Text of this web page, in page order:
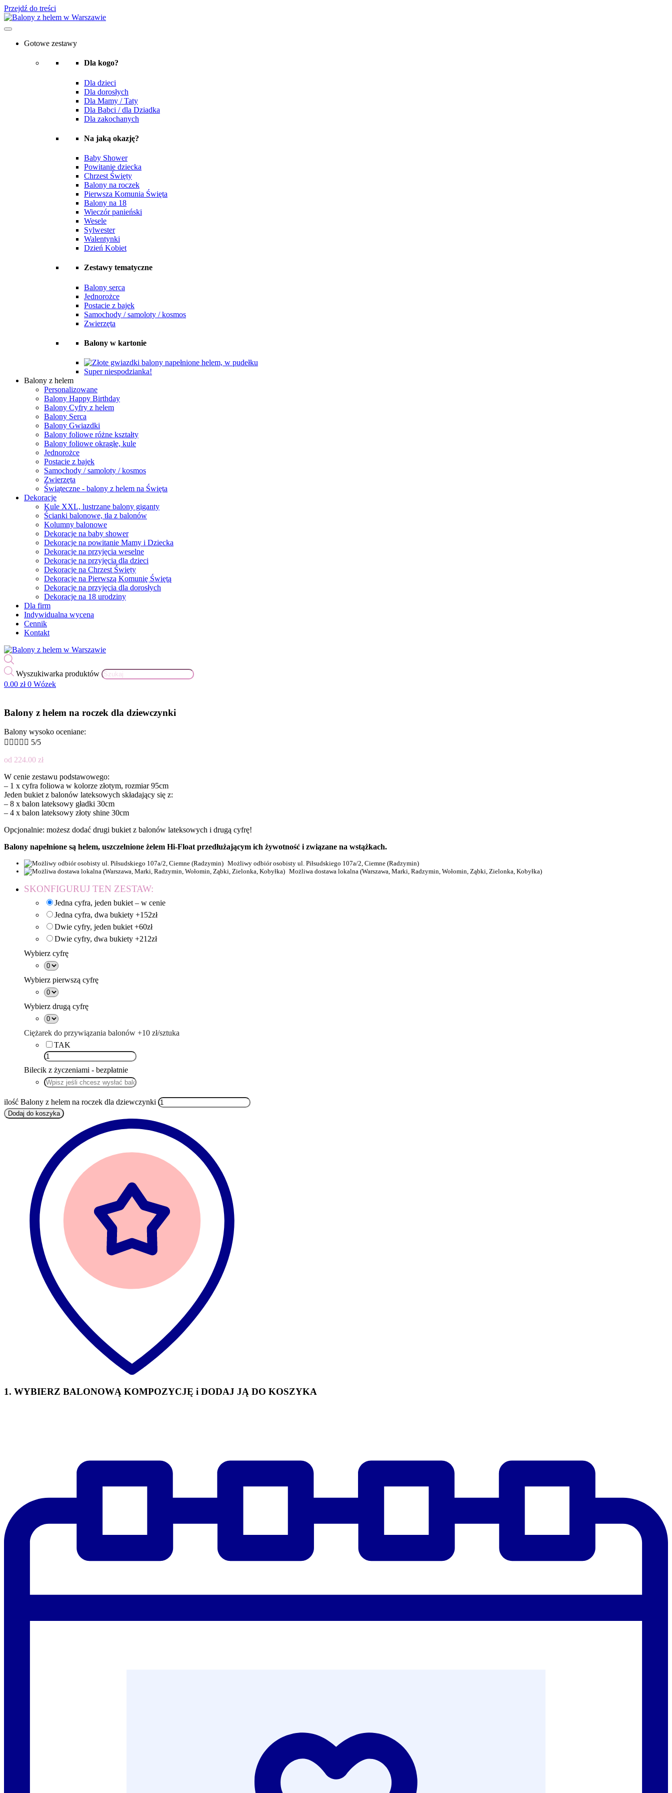
Przejdź do treści
Gotowe zestawy
Dla kogo?
Dla dzieci
Dla dorosłych
Dla Mamy / Taty
Dla Babci / dla Dziadka
Dla zakochanych
Na jaką okazję?
Baby Shower
Powitanie dziecka
Chrzest Święty
Balony na roczek
Pierwsza Komunia Święta
Balony na 18
Wieczór panieński
Wesele
Sylwester
Walentynki
Dzień Kobiet
Zestawy tematyczne
Balony serca
Jednorożce
Postacie z bajek
Samochody / samoloty / kosmos
Zwierzęta
Balony w kartonie
Super niespodzianka!
Balony z helem
Personalizowane
Balony Happy Birthday
Balony Cyfry z helem
Balony Serca
Balony Gwiazdki
Balony foliowe różne kształty
Balony foliowe okrągłe, kule
Jednorożce
Postacie z bajek
Samochody / samoloty / kosmos
Zwierzęta
Świąteczne - balony z helem na Święta
Dekoracje
Kule XXL, lustrzane balony giganty
Ścianki balonowe, tła z balonów
Kolumny balonowe
Dekoracje na baby shower
Dekoracje na powitanie Mamy i Dziecka
Dekoracje na przyjęcia weselne
Dekoracje na przyjęcia dla dzieci
Dekoracje na Chrzest Święty
Dekoracje na Pierwszą Komunię Świętą
Dekoracje na przyjęcia dla dorosłych
Dekoracje na 18 urodziny
Dla firm
Indywidualna wycena
Cennik
Kontakt
Wyszukiwarka produktów
0.00 zł 0 Wózek
Balony z helem na roczek dla dziewczynki
Balony wysoko oceniane:
     5/5
od 224.00 zł
W cenie zestawu podstawowego:
– 1 x cyfra foliowa w kolorze złotym, rozmiar 95cm
Jeden bukiet z balonów lateksowych składający się z:
– 8 x balon lateksowy gładki 30cm
– 4 x balon lateksowy złoty shine 30cm
Opcjonalnie: możesz dodać drugi bukiet z balonów lateksowych i drugą cyfrę!
Balony napełnione są helem, uszczelnione żelem Hi-Float przedłużającym ich żywotność i związane na wstążkach.
Możliwy odbiór osobisty ul. Piłsudskiego 107a/2, Ciemne (Radzymin)
Możliwa dostawa lokalna (Warszawa, Marki, Radzymin, Wołomin, Ząbki, Zielonka, Kobyłka)
SKONFIGURUJ TEN ZESTAW:
Jedna cyfra, jeden bukiet – w cenie
Jedna cyfra, dwa bukiety +152zł
Dwie cyfry, jeden bukiet +60zł
Dwie cyfry, dwa bukiety +212zł
Wybierz cyfrę
Wybierz pierwszą cyfrę
Wybierz drugą cyfrę
Ciężarek do przywiązania balonów +10 zł/sztuka
TAK
Bilecik z życzeniami - bezpłatnie
ilość Balony z helem na roczek dla dziewczynki
Dodaj do koszyka
1. WYBIERZ BALONOWĄ KOMPOZYCJĘ i DODAJ JĄ DO KOSZYKA